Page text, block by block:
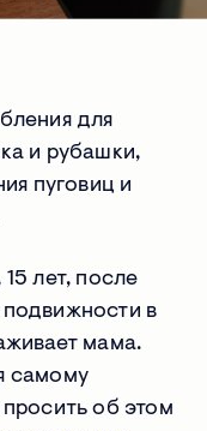
для
и рубашки,
пуговиц и
лет, после
в
мама.
самому
об этом